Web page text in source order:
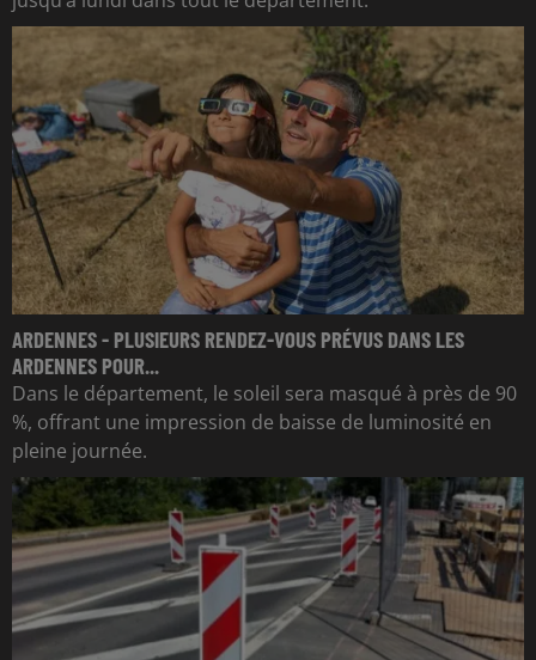
ARDENNES - PLUSIEURS RENDEZ-VOUS PRÉVUS DANS LES
ARDENNES POUR...
Dans le département, le soleil sera masqué à près de 90
%, offrant une impression de baisse de luminosité en
pleine journée.